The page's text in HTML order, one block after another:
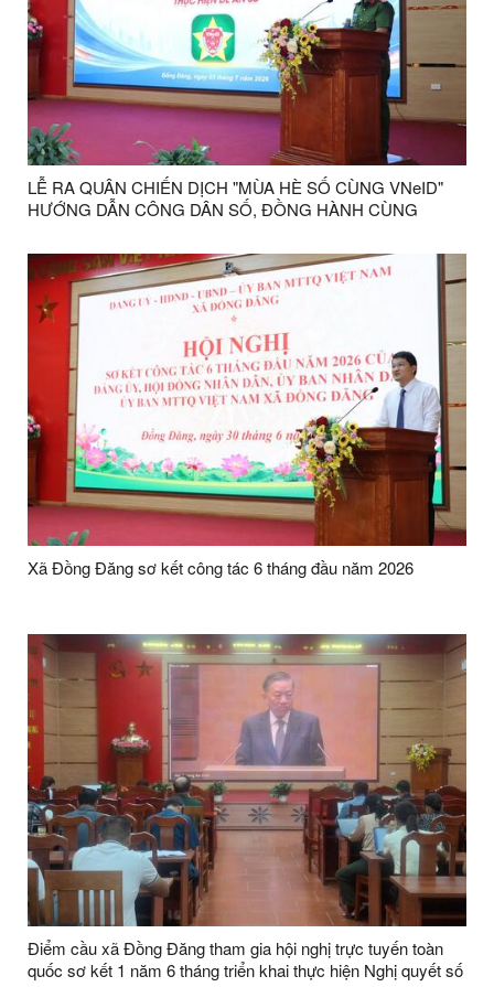
LỄ RA QUÂN CHIẾN DỊCH "MÙA HÈ SỐ CÙNG VNeID"
HƯỚNG DẪN CÔNG DÂN SỐ, ĐỒNG HÀNH CÙNG
Xã Đồng Đăng sơ kết công tác 6 tháng đầu năm 2026
Điểm cầu xã Đồng Đăng tham gia hội nghị trực tuyến toàn
quốc sơ kết 1 năm 6 tháng triển khai thực hiện Nghị quyết số